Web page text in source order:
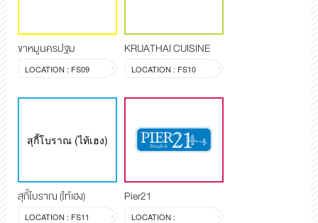
ขาหมูนครปฐม
LOCATION : FS09
KRUATHAI CUISINE
LOCATION : FS10
สุกี้โบราณ (ไท้เฮง)
สุกี้โบราณ (ไท้เฮง)
LOCATION : FS11
Pier21
LOCATION :